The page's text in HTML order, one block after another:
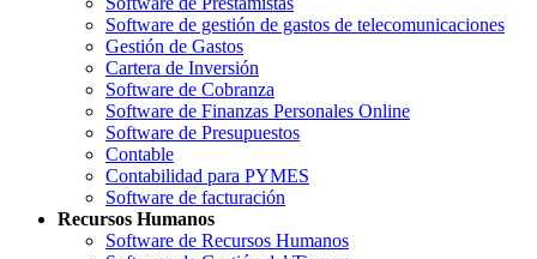
Software de gestión de gastos de telecomunicaciones
Gestión de Gastos
Cartera de Inversión
Software de Cobranza
Software de Finanzas Personales Online
Software de Presupuestos
Contable
Contabilidad para PYMES
Software de facturación
Recursos Humanos
Software de Recursos Humanos